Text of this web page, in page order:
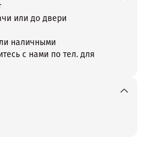
или до двери
наличными
с нами по тел. для